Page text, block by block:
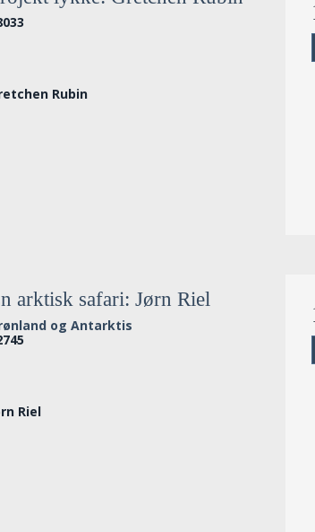
Rubin
arktisk safari: Jørn Riel
og Antarktis
Riel